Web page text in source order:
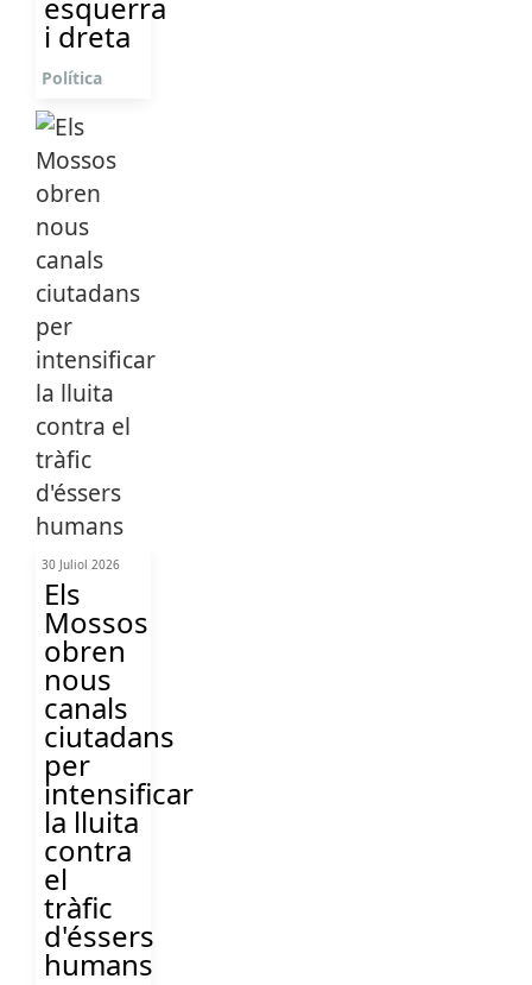
i dreta
Política
30 Juliol 2026
Els
Mossos
obren
nous
canals
ciutadans
per
intensificar
la lluita
contra
el
tràfic
d'éssers
humans